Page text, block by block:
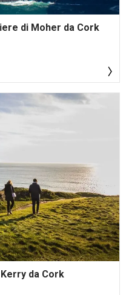
di Moher da Cork
da Cork